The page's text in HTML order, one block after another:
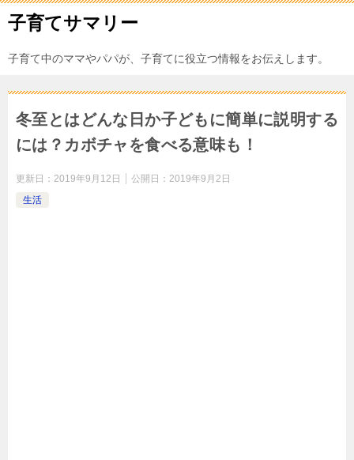
子育てサマリー
子育て中のママやパパが、子育てに役立つ情報をお伝えします。
冬至とはどんな日か子どもに簡単に説明する
には？カボチャを食べる意味も！
更新日： 2019年9月12日 公開日： 2019年9月2日
生活